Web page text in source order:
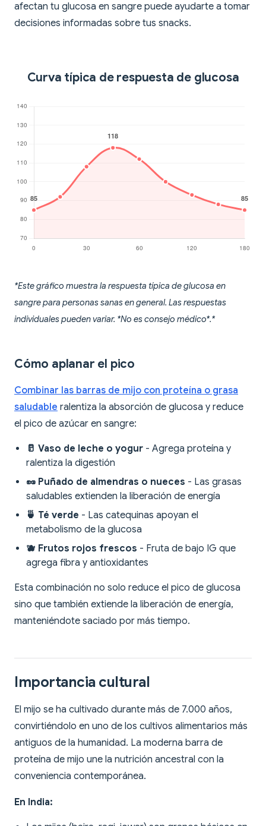
afectan tu glucosa en sangre puede ayudarte a tomar
decisiones informadas sobre tus snacks.
Curva típica de respuesta de glucosa
*Este gráfico muestra la respuesta típica de glucosa en
sangre para personas sanas en general. Las respuestas
individuales pueden variar. *No es consejo médico*.*
Cómo aplanar el pico
Combinar las barras de mijo con proteína o grasa
saludable ralentiza la absorción de glucosa y reduce
el pico de azúcar en sangre:
🥛 Vaso de leche o yogur - Agrega proteína y
ralentiza la digestión
🥜 Puñado de almendras o nueces - Las grasas
saludables extienden la liberación de energía
🍵 Té verde - Las catequinas apoyan el
metabolismo de la glucosa
🫐 Frutos rojos frescos - Fruta de bajo IG que
agrega fibra y antioxidantes
Esta combinación no solo reduce el pico de glucosa
sino que también extiende la liberación de energía,
manteniéndote saciado por más tiempo.
Importancia cultural
El mijo se ha cultivado durante más de 7.000 años,
convirtiéndolo en uno de los cultivos alimentarios más
antiguos de la humanidad. La moderna barra de
proteína de mijo une la nutrición ancestral con la
conveniencia contemporánea.
En India: